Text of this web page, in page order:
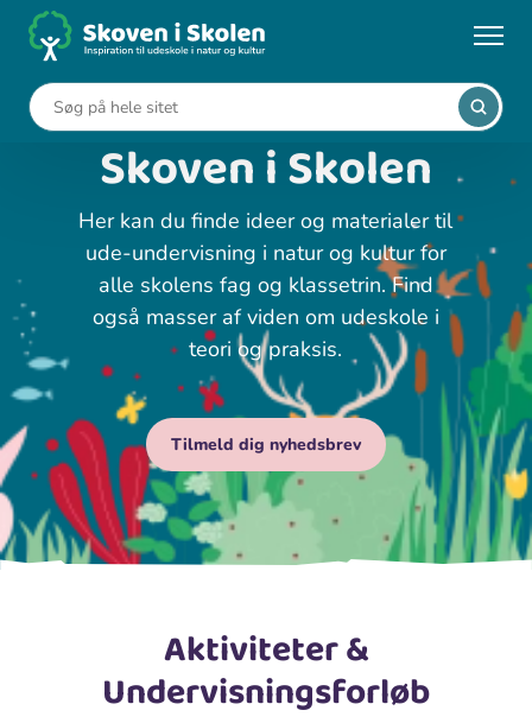
Velkommen til
Skoven i Skolen
Her kan du finde ideer og materialer til
ude-undervisning i natur og kultur for
alle skolens fag og klassetrin. Find
også masser af viden om udeskole i
teori og praksis.
Tilmeld dig nyhedsbrev
Aktiviteter &
Undervisningsforløb